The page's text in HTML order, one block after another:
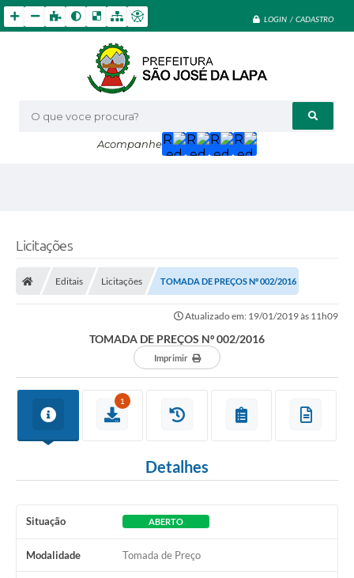
LOGIN / CADASTRO
O que voce procura?
Acompanhe
Licitações
Editais Licitações TOMADA DE PREÇOS Nº 002/2016
Atualizado em: 19/01/2019 às 11h09
TOMADA DE PREÇOS Nº 002/2016
Imprimir
1
Detalhes
Situação ABERTO
Modalidade Tomada de Preço